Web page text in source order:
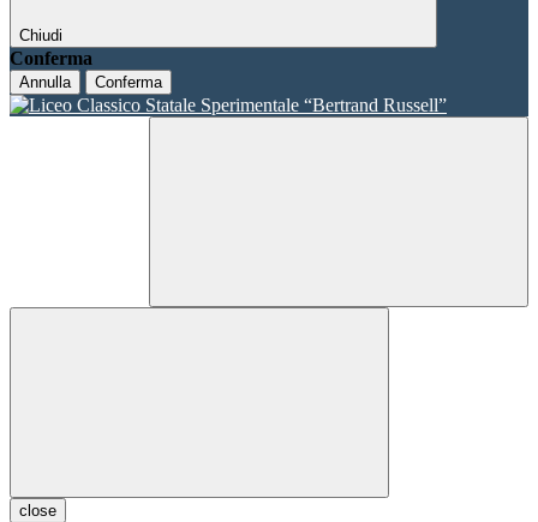
Chiudi
Conferma
Annulla Conferma
close